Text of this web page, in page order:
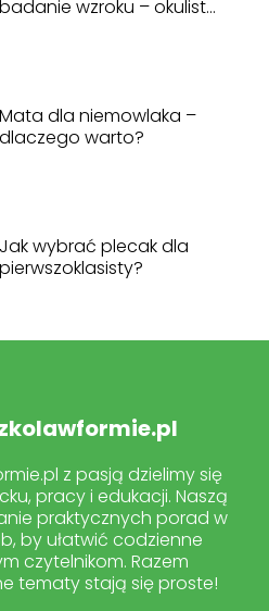
badanie wzroku – okulista
Mata dla niemowlaka –
dlaczego warto?
Jak wybrać plecak dla
pierwszoklasisty?
z pasją dzielimy się
pracy i edukacji. Naszą
praktycznych porad w
by ułatwić codzienne
czytelnikom. Razem
tematy stają się proste!